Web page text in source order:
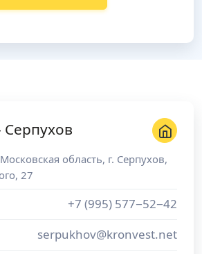
Московская область, г. Серпухов,
27
+7 (995) 577−52−42
serpukhov@kronvest.net